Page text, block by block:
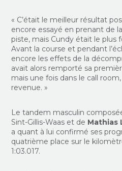
« C’était le meilleur résultat
encore essayé en prenant de
piste, mais Cundy était le plus
Avant la course et pendant
encore les effets de la
avait alors remporté sa
mais une fois dans le call
revenue. »
Le tandem masculin
Sint-Gillis-Waas et de Mathias
a quant à lui confirmé ses
quatrième place sur le
1:03.017.